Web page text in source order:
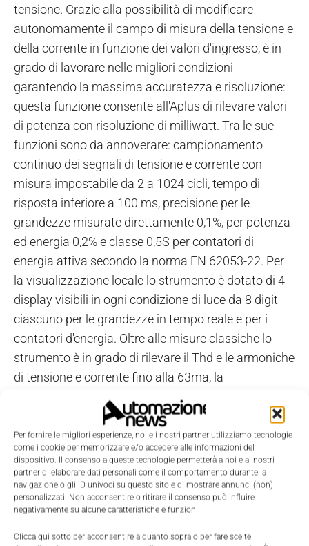
Per fornire le migliori esperienze, noi e i nostri partner utilizziamo tecnologie
come i cookie per memorizzare e/o accedere alle informazioni del
dispositivo. Il consenso a queste tecnologie permetterà a noi e ai nostri
partner di elaborare dati personali come il comportamento durante la
navigazione o gli ID univoci su questo sito e di mostrare annunci (non)
personalizzati. Non acconsentire o ritirare il consenso può influire
negativamente su alcune caratteristiche e funzioni.
Clicca qui sotto per acconsentire a quanto sopra o per fare scelte
tensione. Grazie alla possibilità di modificare
autonomamente il campo di misura della tensione e
della corrente in funzione dei valori d'ingresso, è in
grado di lavorare nelle migliori condizioni
garantendo la massima accuratezza e risoluzione:
questa funzione consente all'Aplus di rilevare valori
di potenza con risoluzione di milliwatt. Tra le sue
funzioni sono da annoverare: campionamento
continuo dei segnali di tensione e corrente con
misura impostabile da 2 a 1024 cicli, tempo di
risposta inferiore a 100 ms, precisione per le
grandezze misurate direttamente 0,1%, per potenza
ed energia 0,2% e classe 0,5S per contatori di
energia attiva secondo la norma EN 62053-22. Per
la visualizzazione locale lo strumento è dotato di 4
display visibili in ogni condizione di luce da 8 digit
ciascuno per le grandezze in tempo reale e per i
contatori d'energia. Oltre alle misure classiche lo
strumento è in grado di rilevare il Thd e le armoniche
di tensione e corrente fino alla 63ma, la
dissimmetria e le componenti simmetriche dei
vettori elettrici. La visualizzazione dei numerosi
valori di misura sul display è possibile organizzarla
in diverse pagine e gruppi d'appartenenza, la quale
può essere personalizzata dall'utente. Localmente è
possibile visualizzare fino a 4 stati d'allarme
mediante segnalazione luminosa accompagnati da
un messaggio di testo definibile dall'utente; i